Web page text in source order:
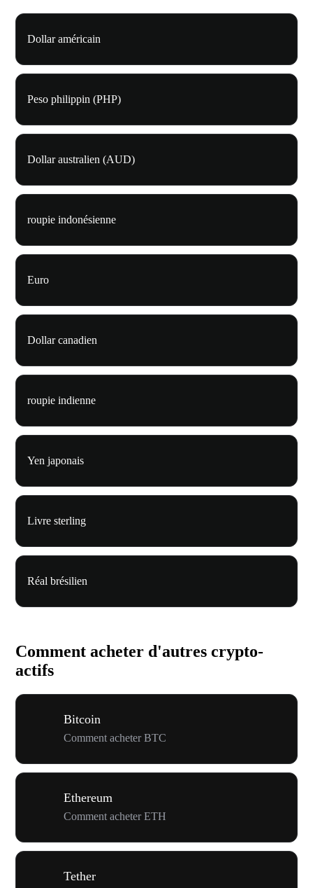
Dollar américain
Peso philippin (PHP)
Dollar australien (AUD)
roupie indonésienne
Euro
Dollar canadien
roupie indienne
Yen japonais
Livre sterling
Réal brésilien
Comment acheter d'autres crypto-
actifs
Bitcoin
Comment acheter BTC
Ethereum
Comment acheter ETH
Tether